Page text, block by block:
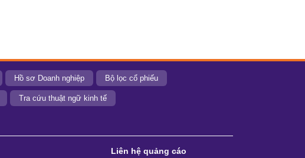
Hồ sơ Doanh nghiệp Bộ lọc cổ phiếu
Tra cứu thuật ngữ kinh tế
Liên hệ quảng cáo